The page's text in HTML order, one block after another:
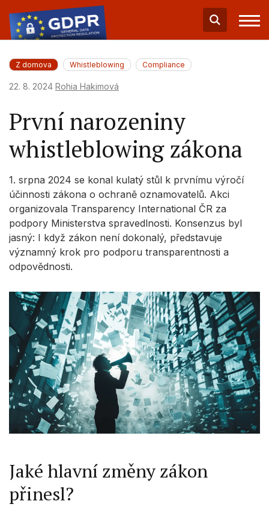
Z domova Whistleblowing Compliance
22. 8. 2024 Rohia Hakimová
První narozeniny
whistleblowing zákona
1. srpna 2024 se konal kulatý stůl k prvnímu výročí
účinnosti zákona o ochraně oznamovatelů. Akci
organizovala Transparency International ČR za
podpory Ministerstva spravedlnosti. Konsenzus byl
jasný: I když zákon není dokonalý, představuje
významný krok pro podporu transparentnosti a
odpovědnosti.
Jaké hlavní změny zákon
přinesl?